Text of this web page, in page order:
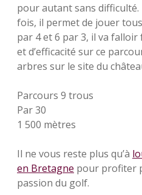
pour autant sans
fois, il permet de jouer
par 4 et 6 par 3, il va
et d’efficacité sur ce
arbres sur le site du
Parcours 9 trous
Par 30
1 500 mètres
Il ne vous reste plus qu’à
en Bretagne pour profiter
passion du golf.